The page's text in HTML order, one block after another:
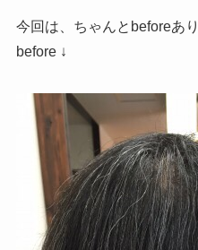
今回は、ちゃんとbeforeあ
before ↓